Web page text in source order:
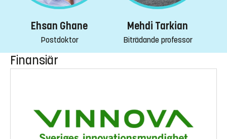
Ehsan Ghane
Postdoktor
Mehdi Tarkian
Biträdande professor
Finansiär